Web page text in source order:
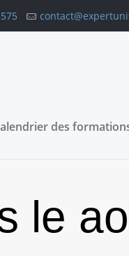
des
le